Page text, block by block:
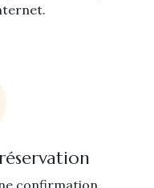
confirmation